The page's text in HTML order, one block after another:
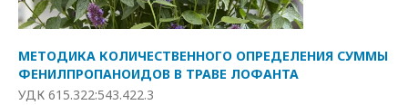
МЕТОДИКА КОЛИЧЕСТВЕННОГО ОПРЕДЕЛЕНИЯ СУММЫ
ФЕНИЛПРОПАНОИДОВ В ТРАВЕ ЛОФАНТА
УДК 615.322:543.422.3